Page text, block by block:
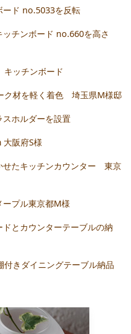
ード no.5033を反転
チンボード no.660を高さ
ッチンボード
ク材を軽く着色 埼玉県M様邸
ホルダーを設置
阪府S様
せたキッチンカウンター 東京
プル東京都M様
とカウンターテーブルの納
きダイニングテーブル納品